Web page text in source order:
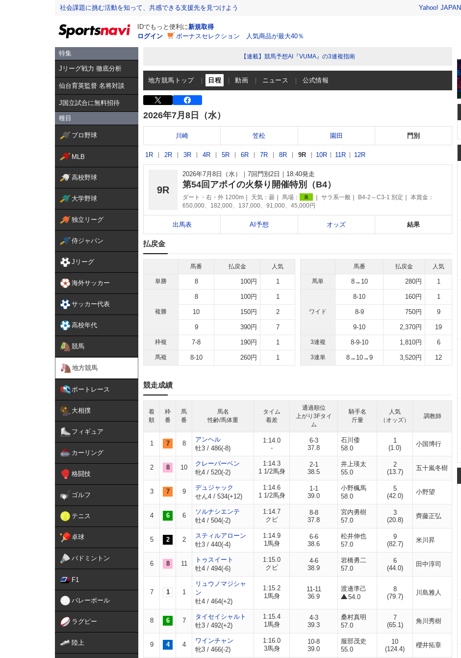
社会課題に挑む活動を知って、共感できる支援先を見つけよう Yahoo! JAPAN
IDでもっと便利に新規取得
ログイン
ボーナスセレクション 人気商品が最大40％
特集
Jリーグ戦力 徹底分析
仙台育英監督 名将対談
J国立試合に無料招待
種目
プロ野球
MLB
高校野球
大学野球
独立リーグ
侍ジャパン
Jリーグ
海外サッカー
サッカー代表
高校年代
競馬
地方競馬
ボートレース
大相撲
フィギュア
カーリング
格闘技
ゴルフ
テニス
卓球
バドミントン
F1
バレーボール
ラグビー
陸上
【連載】競馬予想AI『VUMA』の3連複指南
地方競馬トップ 日程 動画 ニュース 公式情報
2026年7月8日（水）
川崎 笠松 園田 門別
1R 2R 3R 4R 5R 6R 7R 8R 9R 10R 11R 12R
9R
2026年7月8日（水） 7回門別2日 18:40発走
第54回アポイの火祭り開催特別（B4）
ダート・右・外 1200m 天気： 曇 馬場： 良 サラ系一般 B4-2～C3-1 別定
本賞金：
650,000、182,000、137,000、91,000、45,000円
出馬表 AI予想 オッズ 結果
払戻金
馬番 払戻金 人気
単勝 8 100円 1
複勝
8 100円 1
10 150円 2
9 390円 7
枠複 7-8 190円 1
馬複 8-10 260円 1
馬番 払戻金 人気
馬単 8→10 280円 1
ワイド
8-10 160円 1
8-9 750円 9
9-10 2,370円 19
3連複 8-9-10 1,810円 6
3連単 8→10→9 3,520円 12
競走成績
着
順
枠
番
馬
番
馬名
性齢/馬体重
タイム
着差
通過順位
上がり3Fタイ
ム
騎手名
斤量
人気
（オッズ）
調教師
1 7 8
アンヘル
牡3 / 486(-8)
1:14.0
-
6-3
37.8
石川倭
58.0
1
(1.0)
小国博行
2 8 10
クレーバーベン
牝4 / 520(-2)
1:14.3
1 1/2馬身
2-1
38.5
井上瑛太
55.0
2
(13.7)
五十嵐冬樹
3 7 9
デュジャック
せん4 / 534(+12)
1:14.6
1 1/2馬身
1-1
39.0
小野楓馬
58.0
5
(42.0)
小野望
4 6 6
ソルナシエンテ
牡4 / 504(-2)
1:14.7
クビ
8-8
37.8
宮内勇樹
57.0
3
(20.8)
齊藤正弘
5 2 2
スティルアローン
牡3 / 440(-4)
1:14.9
1馬身
6-6
38.6
松井伸也
57.0
9
(82.7)
米川昇
6 8 11
トゥスイート
牡4 / 494(-6)
1:15.0
クビ
4-6
38.9
岩橋勇二
57.0
6
(44.0)
田中淳司
7 1 1
リュウノマジシャ
ン
牡4 / 464(+2)
1:15.2
1馬身
11-11
36.9
渡邊準己
54.0
8
(79.7)
川島雅人
8 6 7
タイセイシャルト
牡3 / 492(+2)
1:15.4
1馬身
4-3
39.3
桑村真明
57.0
7
(65.1)
角川秀樹
9 4 4
ワインチャン
牝3 / 466(-2)
1:16.0
3馬身
10-8
39.0
服部茂史
55.0
10
(124.4)
櫻井拓章